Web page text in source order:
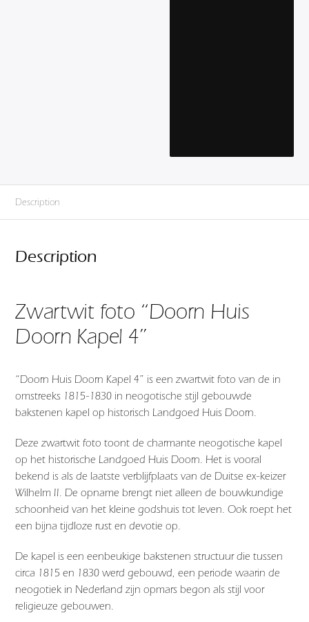
Description
Description
Zwartwit foto “Doorn Huis
Doorn Kapel 4”
“Doorn Huis Doorn Kapel 4” is een zwartwit foto van de in
omstreeks 1815-1830 in neogotische stijl gebouwde
bakstenen kapel op historisch Landgoed Huis Doorn.
Deze zwartwit foto toont de charmante neogotische kapel
op het historische Landgoed Huis Doorn. Het is vooral
bekend is als de laatste verblijfplaats van de Duitse ex-keizer
Wilhelm II. De opname brengt niet alleen de bouwkundige
schoonheid van het kleine godshuis tot leven. Ook roept het
een bijna tijdloze rust en devotie op.
De kapel is een eenbeukige bakstenen structuur die tussen
circa 1815 en 1830 werd gebouwd, een periode waarin de
neogotiek in Nederland zijn opmars begon als stijl voor
religieuze gebouwen.